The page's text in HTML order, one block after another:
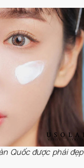
Quốc được phái